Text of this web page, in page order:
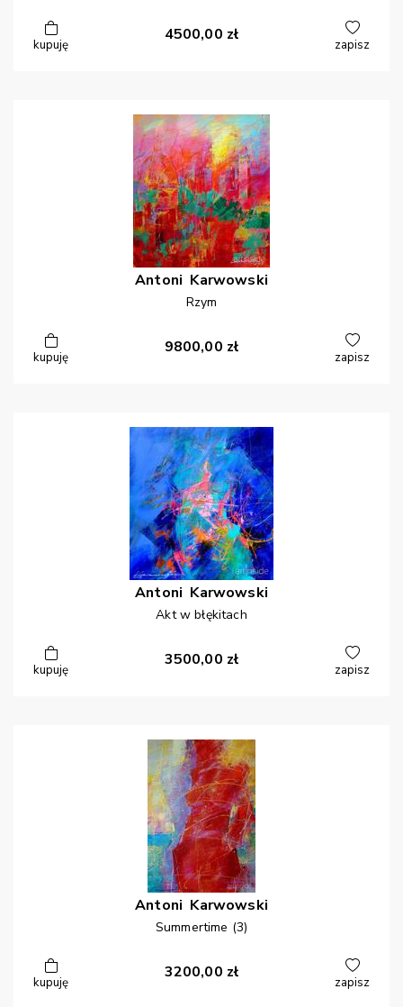
kupuję
4500,00 zł
zapisz
Antoni Karwowski
Rzym
kupuję
9800,00 zł
zapisz
Antoni Karwowski
Akt w błękitach
kupuję
3500,00 zł
zapisz
Antoni Karwowski
Summertime (3)
kupuję
3200,00 zł
zapisz